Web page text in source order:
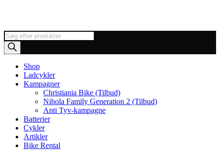
Products
search
Shop
Ladcykler
Kampagner
Christiania Bike (Tilbud)
Nihola Family Generation 2 (Tilbud)
Anti Tyv-kampagne
Batterier
Cykler
Artikler
Bike Rental